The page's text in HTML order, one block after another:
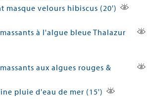
masque velours hibiscus (20')
à l'algue bleue Thalazur
aux algues rouges &
pluie d'eau de mer (15')